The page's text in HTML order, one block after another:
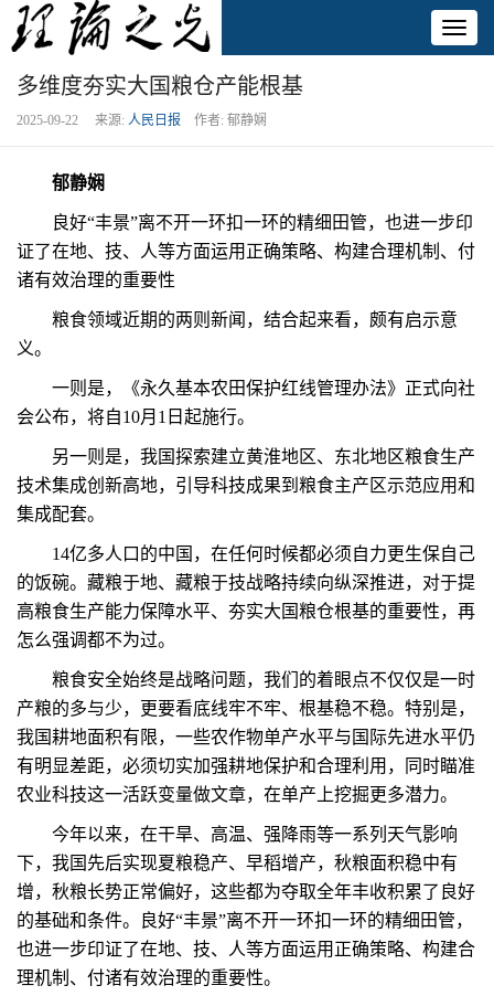
多维度夯实大国粮仓产能根基
2025-09-22 来源: 人民日报 作者: 郁静娴
郁静娴
良好“丰景”离不开一环扣一环的精细田管，也进一步印
证了在地、技、人等方面运用正确策略、构建合理机制、付
诸有效治理的重要性
粮食领域近期的两则新闻，结合起来看，颇有启示意
义。
一则是，《永久基本农田保护红线管理办法》正式向社
会公布，将自10月1日起施行。
另一则是，我国探索建立黄淮地区、东北地区粮食生产
技术集成创新高地，引导科技成果到粮食主产区示范应用和
集成配套。
14亿多人口的中国，在任何时候都必须自力更生保自己
的饭碗。藏粮于地、藏粮于技战略持续向纵深推进，对于提
高粮食生产能力保障水平、夯实大国粮仓根基的重要性，再
怎么强调都不为过。
粮食安全始终是战略问题，我们的着眼点不仅仅是一时
产粮的多与少，更要看底线牢不牢、根基稳不稳。特别是，
我国耕地面积有限，一些农作物单产水平与国际先进水平仍
有明显差距，必须切实加强耕地保护和合理利用，同时瞄准
农业科技这一活跃变量做文章，在单产上挖掘更多潜力。
今年以来，在干旱、高温、强降雨等一系列天气影响
下，我国先后实现夏粮稳产、早稻增产，秋粮面积稳中有
增，秋粮长势正常偏好，这些都为夺取全年丰收积累了良好
的基础和条件。良好“丰景”离不开一环扣一环的精细田管，
也进一步印证了在地、技、人等方面运用正确策略、构建合
理机制、付诸有效治理的重要性。